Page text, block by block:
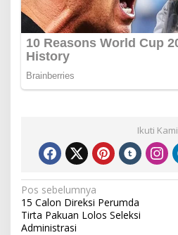
Ikuti Kami
Navigasi
pos
Pos sebelumnya
15 Calon Direksi Perumda
Tirta Pakuan Lolos Seleksi
Administrasi